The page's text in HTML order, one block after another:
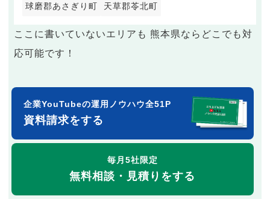
球磨郡あさぎり町 天草郡苓北町
ここに書いていないエリアも 熊本県ならどこでも対
応可能です！
企業YouTubeの運用ノウハウ全51P
資料請求をする
毎月5社限定
無料相談・見積りをする